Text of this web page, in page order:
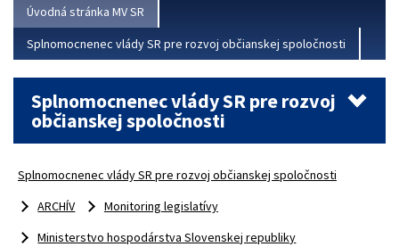
Úvodná stránka MV SR
Splnomocnenec vlády SR pre rozvoj občianskej spoločnosti
Splnomocnenec vlády SR pre rozvoj
občianskej spoločnosti
Splnomocnenec vlády SR pre rozvoj občianskej spoločnosti
ARCHÍV
Monitoring legislatívy
Ministerstvo hospodárstva Slovenskej republiky